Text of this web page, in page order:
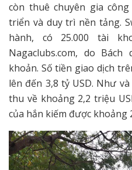
còn thuê chuyên gia
triển và duy trì nền tảng.
hành, có 25.000 tài
Nagaclubs.com, do
khoản. Số tiền giao dịch
lên đến 3,8 tỷ USD. Như
thu về khoảng 2,2 triệu
của hắn kiếm được khoảng